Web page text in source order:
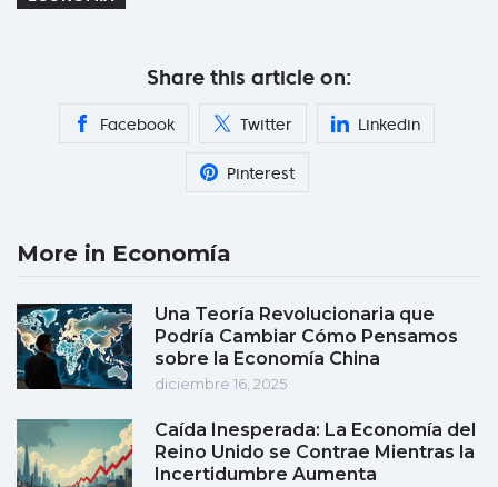
Share this article on:
Facebook Twitter Linkedin
Pinterest
More in Economía
Una Teoría Revolucionaria que
Podría Cambiar Cómo Pensamos
sobre la Economía China
diciembre 16, 2025
Caída Inesperada: La Economía del
Reino Unido se Contrae Mientras la
Incertidumbre Aumenta